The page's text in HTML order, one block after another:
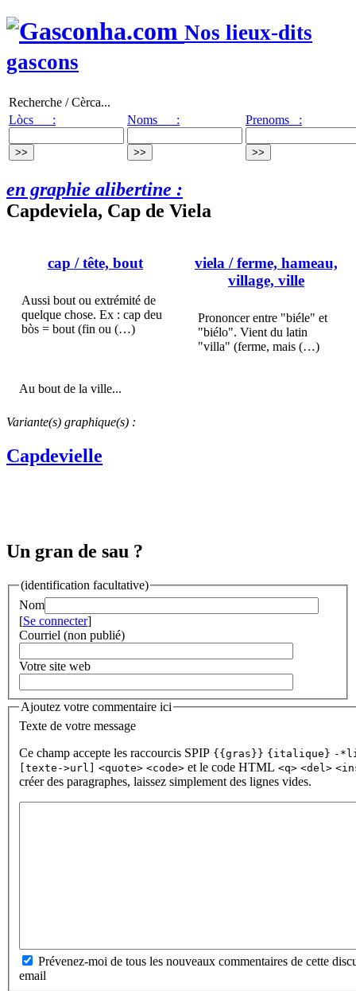
Nos lieux-dits
gascons
Recherche / Cèrca...
Lòcs :
Noms : Prenoms :
en graphie alibertine :
Capdeviela, Cap de Viela
cap / tête, bout
Aussi bout ou extrémité de
quelque chose. Ex : cap deu
bòs = bout (fin ou (…)
viela / ferme, hameau,
village, ville
Prononcer entre "biéle" et
"biélo". Vient du latin
"villa" (ferme, mais (…)
Au bout de la ville...
Variante(s) graphique(s) :
Capdevielle
Un gran de sau ?
(identification facultative)
Nom
[Se connecter]
Courriel (non publié)
Votre site web
Ajoutez votre commentaire ici
Texte de votre message
Ce champ accepte les raccourcis SPIP {{gras}} {italique} -
[texte->url] <quote> <code> et le code HTML <q> <del>
créer des paragraphes, laissez simplement des lignes vides.
Prévenez-moi de tous les nouveaux commentaires de cette
email